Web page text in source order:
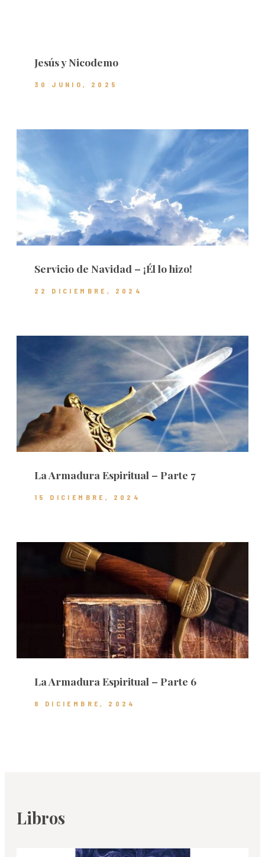
Jesús y Nicodemo
30 JUNIO, 2025
Servicio de Navidad – ¡Él lo hizo!
22 DICIEMBRE, 2024
La Armadura Espiritual – Parte 7
15 DICIEMBRE, 2024
La Armadura Espiritual – Parte 6
8 DICIEMBRE, 2024
Libros